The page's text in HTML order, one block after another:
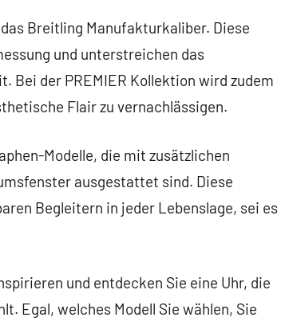
Breitling Manufakturkaliber. Diese
und unterstreichen das
Bei der PREMIER Kollektion wird zudem
Flair zu vernachlässigen.
Modelle, die mit zusätzlichen
ausgestattet sind. Diese
Begleitern in jeder Lebenslage, sei es
und entdecken Sie eine Uhr, die
Egal, welches Modell Sie wählen, Sie